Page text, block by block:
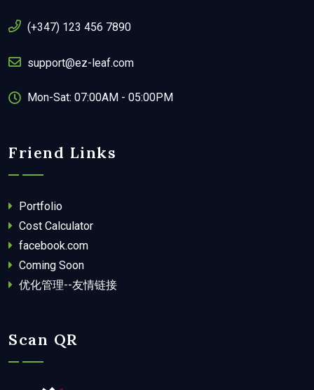
(+347) 123 456 7890
support@ez-leaf.com
Mon-Sat: 07:00AM - 05:00PM
Friend Links
Portfolio
Cost Calculator
facebook.com
Coming Soon
优化管理--友情链接
Scan QR